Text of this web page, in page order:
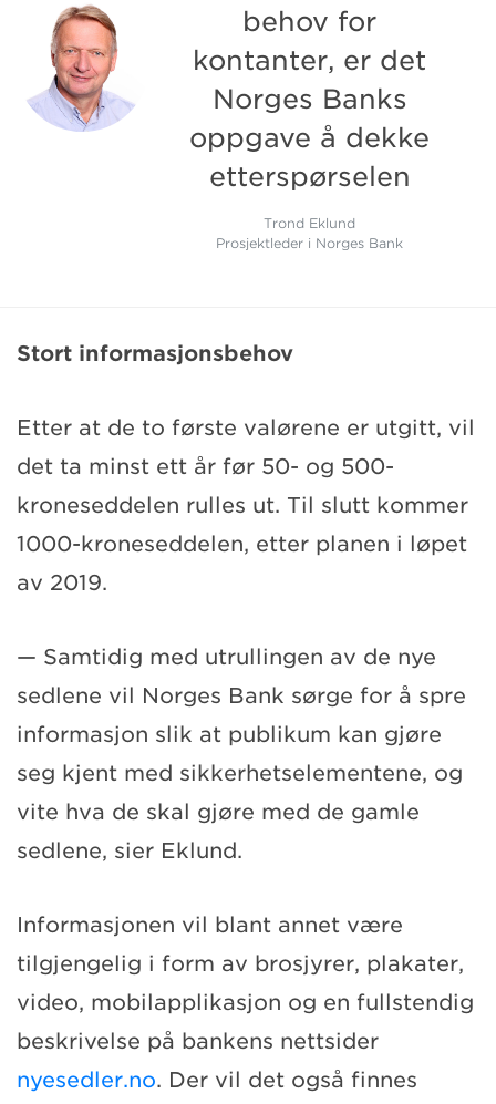
behov for
kontanter, er det
Norges Banks
oppgave å dekke
etterspørselen
Trond Eklund
Prosjektleder i Norges Bank
Stort informasjonsbehov
Etter at de to første valørene er utgitt, vil
det ta minst ett år før 50- og 500-
kroneseddelen rulles ut. Til slutt kommer
1000-kroneseddelen, etter planen i løpet
av 2019.
— Samtidig med utrullingen av de nye
sedlene vil Norges Bank sørge for å spre
informasjon slik at publikum kan gjøre
seg kjent med sikkerhetselementene, og
vite hva de skal gjøre med de gamle
sedlene, sier Eklund.
Informasjonen vil blant annet være
tilgjengelig i form av brosjyrer, plakater,
video, mobilapplikasjon og en fullstendig
beskrivelse på bankens nettsider
nyesedler.no. Der vil det også finnes